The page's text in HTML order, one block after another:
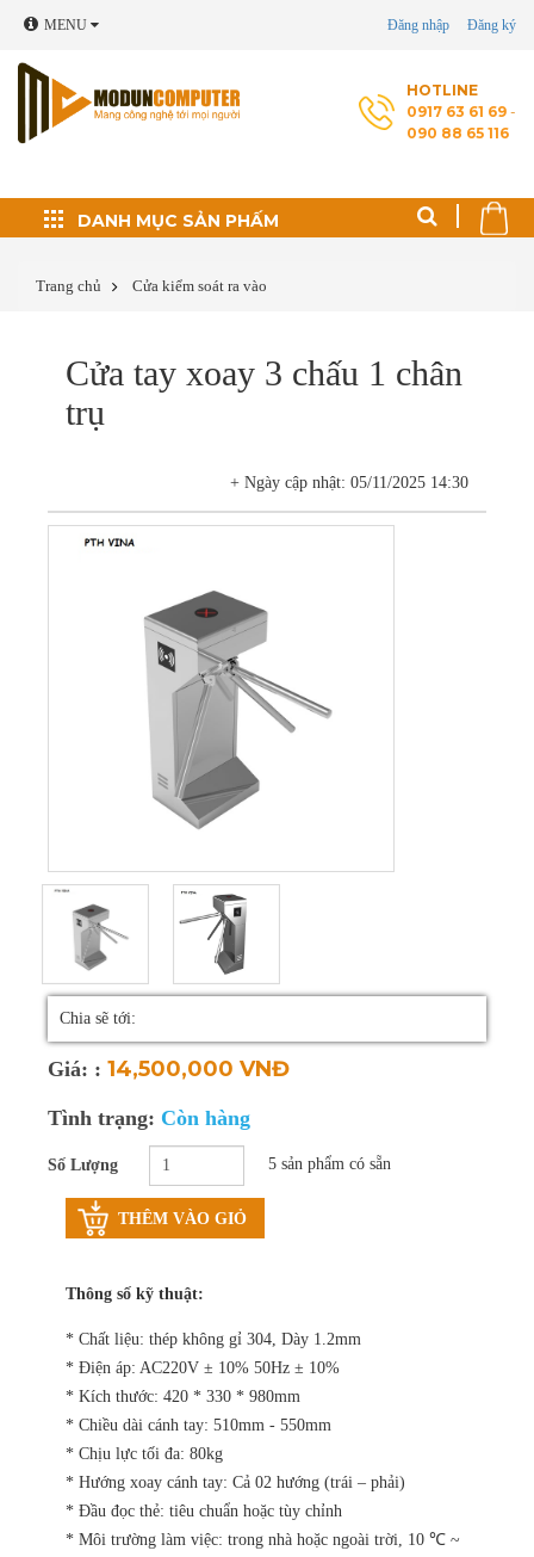
MENU
Thủ thuật máy tính
mềm theo yêu cầu
Cứu dữ liệu - Phục
Sửa laptop
Sửa màn hình LCD
Thay bàn phím
Thay màn hình
laptop
Vệ sinh laptop, PC
Đăng ký
Đăng nhập
HOTLINE
0917 63 61 69 -
090 88 65 116
DANH MỤC SẢN PHẤM
Trang chủ Cửa kiểm soát ra vào
Cửa tay xoay 3 chấu 1 chân
trụ
+ Ngày cập nhật: 05/11/2025 14:30
Chia sẽ tới:
Giá: : 14,500,000 VNĐ
Tình trạng: Còn hàng
Số Lượng 5 sản phẩm có sẵn
THÊM VÀO GIỎ
Thông số kỹ thuật:
* Chất liệu: thép không gỉ 304, Dày 1.2mm
* Điện áp: AC220V ± 10% 50Hz ± 10%
* Kích thước: 420 * 330 * 980mm
* Chiều dài cánh tay: 510mm - 550mm
* Chịu lực tối đa: 80kg
* Hướng xoay cánh tay: Cả 02 hướng (trái – phải)
* Đầu đọc thẻ: tiêu chuẩn hoặc tùy chỉnh
* Môi trường làm việc: trong nhà hoặc ngoài trời, 10 ℃ ~